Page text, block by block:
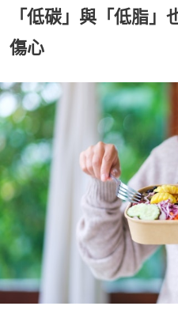
「低碳」與「低脂
傷心